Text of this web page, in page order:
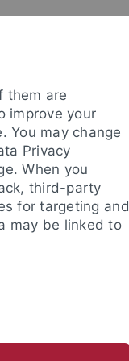
EINRICHTUNGEN
Fakultät
them are
improve your
You may change
Privacy
When you
third-party
for targeting and
may be linked to